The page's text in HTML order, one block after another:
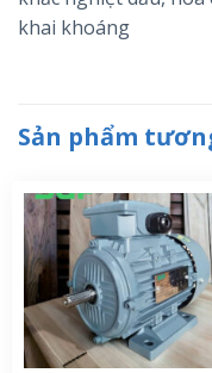
khai khoáng
Sản phẩm